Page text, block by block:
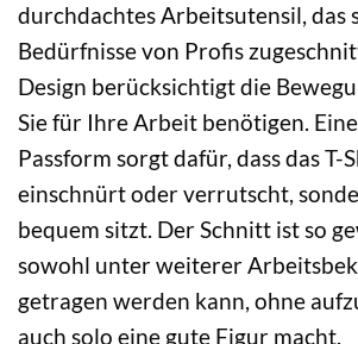
durchdachtes Arbeitsutensil, das
Bedürfnisse von Profis
Design berücksichtigt die
Sie für Ihre Arbeit benötigen.
Passform sorgt dafür, dass das T-
einschnürt oder verrutscht,
bequem sitzt. Der Schnitt ist so
sowohl unter weiterer
getragen werden kann, ohne
auch solo eine gute Figur macht.